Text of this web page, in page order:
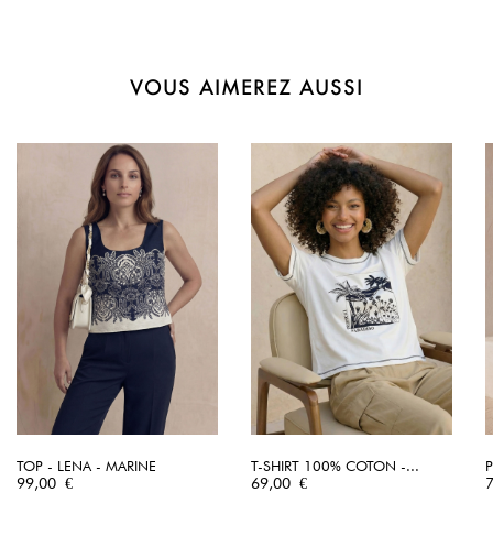
VOUS AIMEREZ AUSSI
TOP - LENA - MARINE
Prix
99,00 €
T-SHIRT 100% COTON -...
Prix
69,00 €